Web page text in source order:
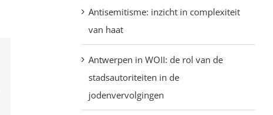
Antisemitisme: inzicht in complexiteit
van haat
Antwerpen in WOII: de rol van de
stadsautoriteiten in de
jodenvervolgingen